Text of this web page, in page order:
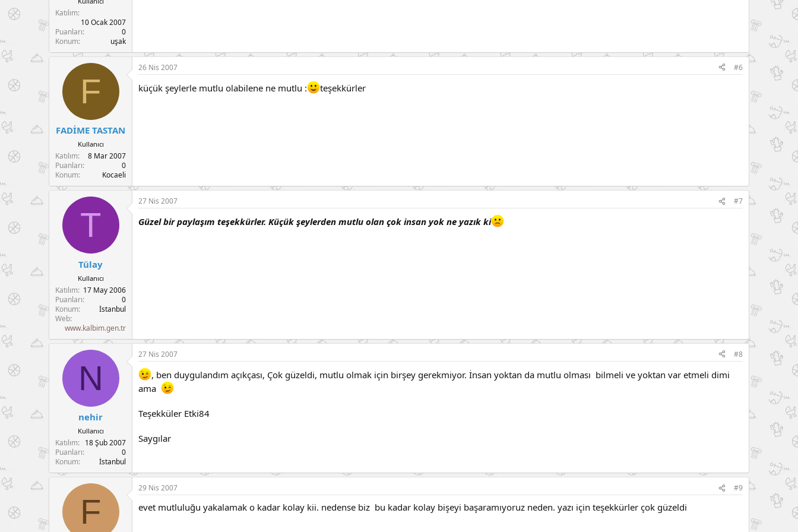
Katılım
10 Ocak 2007
Puanları
0
Konum
uşak
F
FADİME TASTAN
Kullanıcı
Katılım
8 Mar 2007
Puanları
0
Konum
Kocaeli
26 Nis 2007 #6
küçük şeylerle mutlu olabilene ne mutlu : teşekkürler
T
Tülay
Kullanıcı
Katılım 17 May 2006
Puanları
0
Konum
İstanbul
Web
www.kalbim.gen.tr
27 Nis 2007 #7
Güzel bir paylaşım teşekkürler. Küçük şeylerden mutlu olan çok insan yok ne yazık ki
N
nehir
Kullanıcı
Katılım
18 Şub 2007
Puanları
0
Konum
İstanbul
27 Nis 2007 #8
, ben duygulandım açıkçası, Çok güzeldi, mutlu olmak için birşey gerekmiyor. İnsan yoktan da mutlu olması bilmeli ve yoktan var etmeli dimi
ama
Teşekküler Etki84
Saygılar
F
29 Nis 2007 #9
evet mutluluğu yakalamak o kadar kolay kii. nedense biz bu kadar kolay bişeyi başaramıyoruz neden. yazı için teşekkürler çok güzeldi